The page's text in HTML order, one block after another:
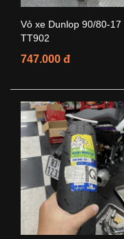
Vỏ xe Dunlop 90/80-17
TT902
747.000 đ